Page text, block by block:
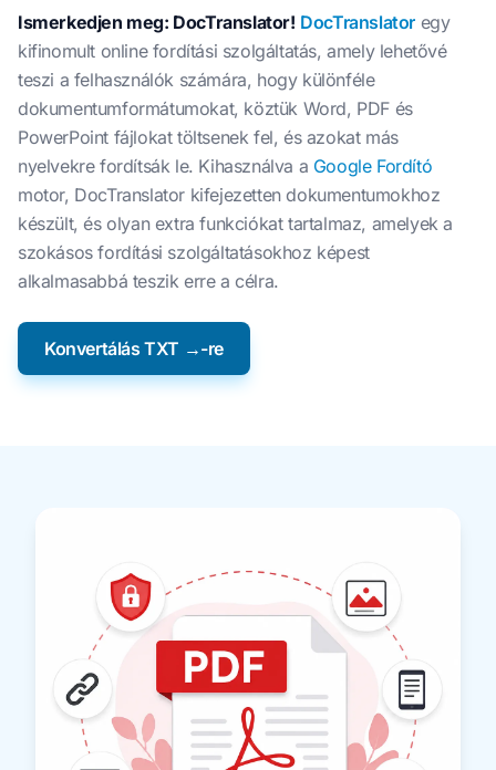
Ismerkedjen meg: DocTranslator! DocTranslator egy
kifinomult online fordítási szolgáltatás, amely lehetővé
teszi a felhasználók számára, hogy különféle
dokumentumformátumokat, köztük Word, PDF és
PowerPoint fájlokat töltsenek fel, és azokat más
nyelvekre fordítsák le. Kihasználva a Google Fordító
motor, DocTranslator kifejezetten dokumentumokhoz
készült, és olyan extra funkciókat tartalmaz, amelyek a
szokásos fordítási szolgáltatásokhoz képest
alkalmasabbá teszik erre a célra.
Konvertálás TXT →-re